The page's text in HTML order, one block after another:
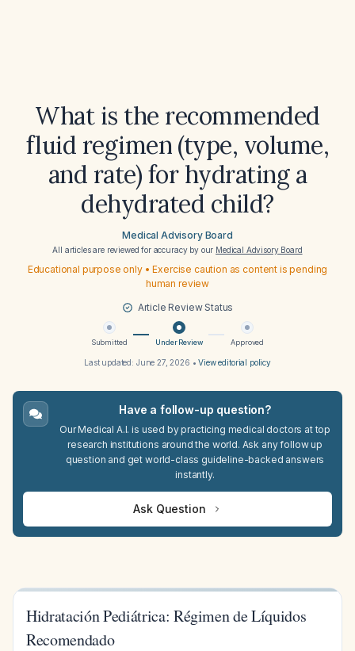
What is the recommended
fluid regimen (type, volume,
and rate) for hydrating a
dehydrated child?
Medical Advisory Board
All articles are reviewed for accuracy by our Medical Advisory Board
Educational purpose only • Exercise caution as content is pending
human review
Article Review Status
Submitted Under Review Approved
Last updated: June 27, 2026 •View editorial policy
Have a follow-up question?
Our Medical A.I. is used by practicing medical doctors at top
research institutions around the world. Ask any follow up
question and get world-class guideline-backed answers
instantly.
Ask Question
Hidratación Pediátrica: Régimen de Líquidos
Recomendado